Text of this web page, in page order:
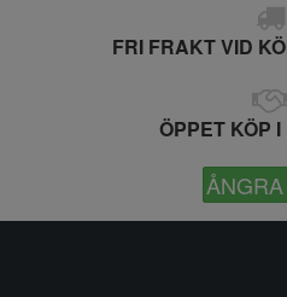
FRI FRAKT VID
ÖPPET KÖP